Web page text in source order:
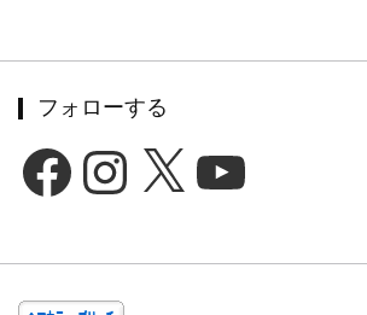
フォローする
FacebookInstagram YouTube